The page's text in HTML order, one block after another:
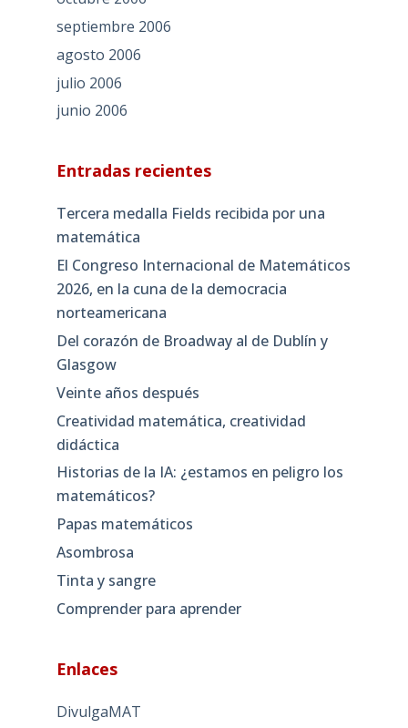
septiembre 2006
agosto 2006
julio 2006
junio 2006
Entradas recientes
Tercera medalla Fields recibida por una
matemática
El Congreso Internacional de Matemáticos
2026, en la cuna de la democracia
norteamericana
Del corazón de Broadway al de Dublín y
Glasgow
Veinte años después
Creatividad matemática, creatividad
didáctica
Historias de la IA: ¿estamos en peligro los
matemáticos?
Papas matemáticos
Asombrosa
Tinta y sangre
Comprender para aprender
Enlaces
DivulgaMAT